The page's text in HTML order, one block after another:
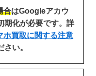
合はGoogleアカウ
期化が必要です。詳
買取に関する注意
さい。